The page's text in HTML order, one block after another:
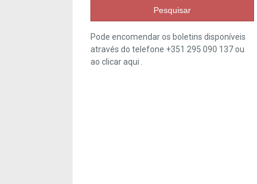
Pesquisar
Pode encomendar os boletins disponíveis
através do telefone +351 295 090 137 ou
ao clicaraqui